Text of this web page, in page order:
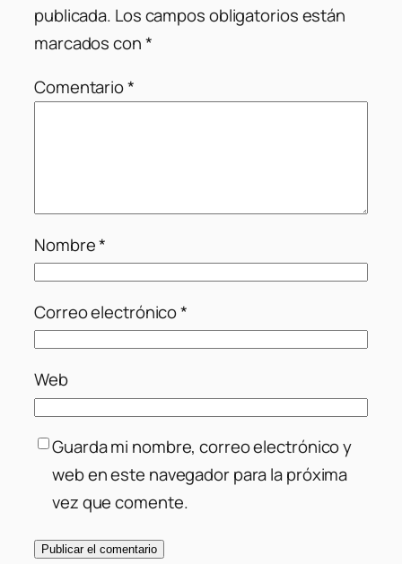
publicada. Los campos obligatorios están
marcados con*
Comentario*
Nombre*
Correo electrónico*
Web
Guarda mi nombre, correo electrónico y
web en este navegador para la próxima
vez que comente.